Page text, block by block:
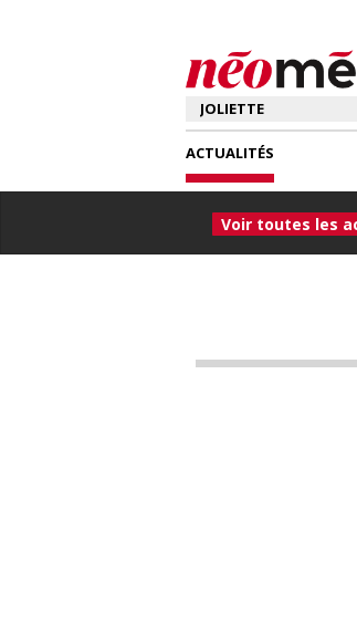
ACTUALITÉS
Voir toutes les